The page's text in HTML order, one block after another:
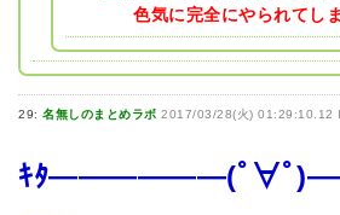
色気に完全にやられてし
29: 名無しのまとめラボ 2017/03/28(火) 01:29:10.12
ｷﾀ――――――(ﾟ∀ﾟ